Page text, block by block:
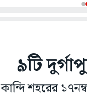
৯টি
কান্দি শহরের